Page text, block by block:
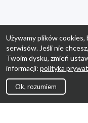
Używamy plików cookies,
serwisów. Jeśli nie
Twoim dysku, zmień
informacji: polityka
Ok, rozumiem